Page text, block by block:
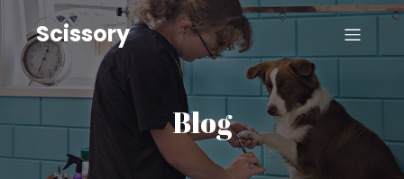
Scissory
Blog